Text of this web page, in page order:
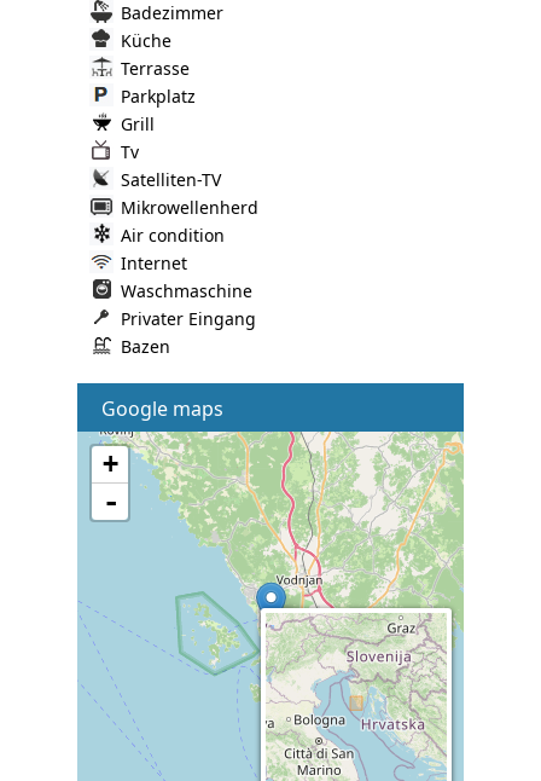
Badezimmer
Küche
Terrasse
Parkplatz
Grill
Tv
Satelliten-TV
Mikrowellenherd
Air condition
Internet
Waschmaschine
Privater Eingang
Bazen
Google maps